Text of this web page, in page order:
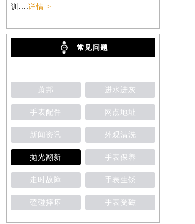
训....详情 >
常见问题
萧邦 进水进灰
手表配件 网点地址
新闻资讯 外观清洗
抛光翻新 手表保养
走时故障 手表生锈
磕碰摔坏 手表受磁